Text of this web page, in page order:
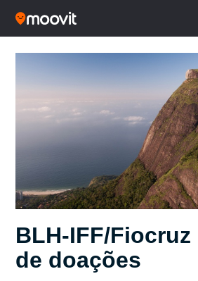
BLH-IFF/
de doações